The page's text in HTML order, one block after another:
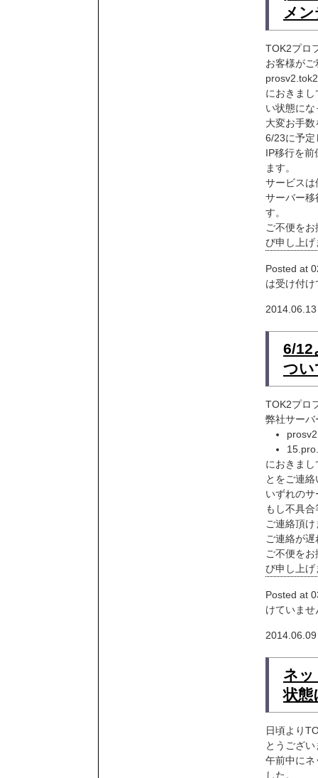
メ
TOK2プロ
お客様が
におきま
い状態に
大変お手
6/23に予定
IP移行を前
ます。
サービスは
サーバー
す。
ご不便を
び申し上げ
Posted at
は受け付
2014.06.13
6/12
つい
TOK2プロ
弊社サーバ
におきま
とをご連
いずれの
もし不具
ご連絡頂
ご連絡が
ご不便を
び申し上げ
Posted at
けていませ
2014.06.09
ネッ
状態
日頃より
とうござい
午前中にネ
した。